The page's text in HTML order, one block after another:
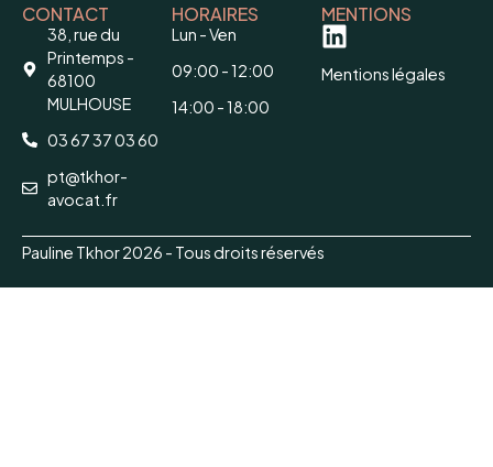
CONTACT
38, rue du
Printemps -
68100
MULHOUSE
03 67 37 03 60
pt@tkhor-
avocat.fr
HORAIRES
Lun - Ven
09:00 - 12:00
14:00 - 18:00
MENTIONS
Mentions légales
Pauline Tkhor 2026 - Tous droits réservés